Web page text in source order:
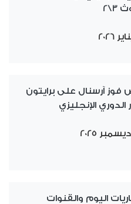
3\2
آرسنال على برايتون
الإنجليزي
اليوم والقنوات